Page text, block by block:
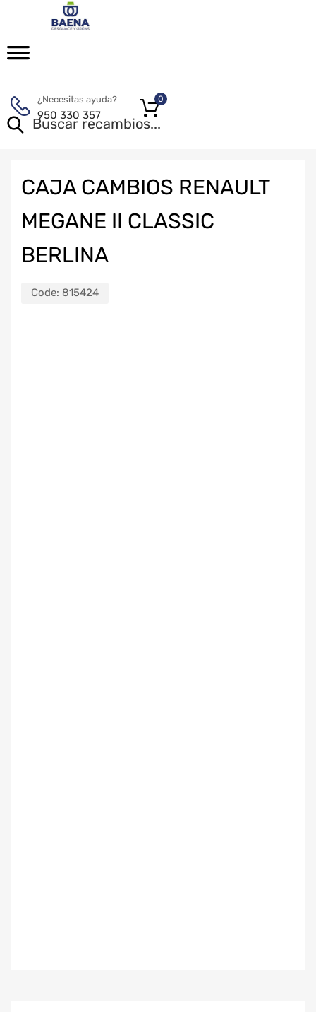
¿Necesitas ayuda?
950 330 357
0
CAJA CAMBIOS RENAULT
MEGANE II CLASSIC
BERLINA
Code: 815424